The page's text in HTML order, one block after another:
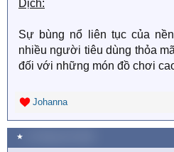
Dịch:
Sự bùng nổ liên tục của
nhiều người tiêu dùng thỏa
đối với những món đồ chơi
R
e
a
c
Johanna
★